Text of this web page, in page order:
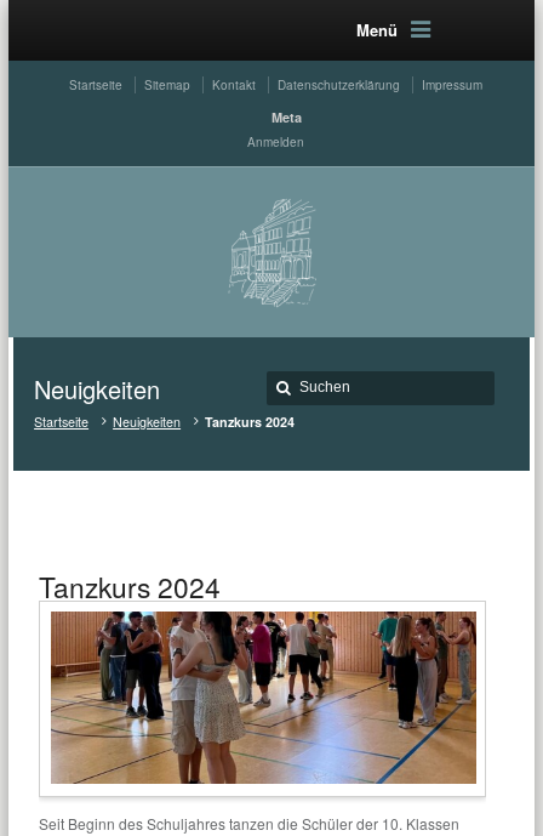
Menü
Startseite Sitemap Kontakt Datenschutzerklärung Impressum
Meta
Anmelden
Neuigkeiten
Startseite Neuigkeiten Tanzkurs 2024
Tanzkurs 2024
Seit Beginn des Schuljahres tanzen die Schüler der 10. Klassen